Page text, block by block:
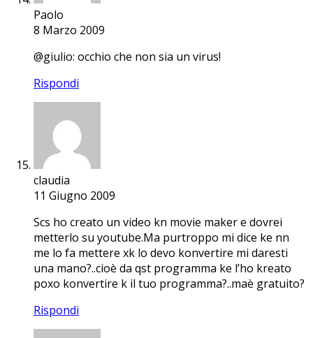
Paolo
8 Marzo 2009
@giulio: occhio che non sia un virus!
Rispondi
claudia
11 Giugno 2009
Scs ho creato un video kn movie maker e dovrei
metterlo su youtube.Ma purtroppo mi dice ke nn
me lo fa mettere xk lo devo konvertire mi daresti
una mano?..cioè da qst programma ke l’ho kreato
poxo konvertire k il tuo programma?..maè gratuito?
Rispondi